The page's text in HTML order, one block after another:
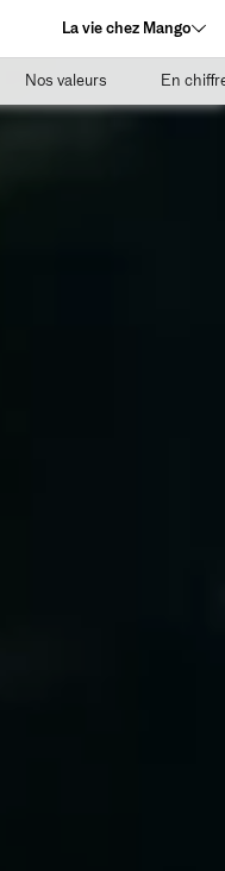
La vie chez Mango
Nos valeurs En